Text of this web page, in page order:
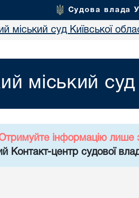
Судова влада
міський суд Київської
міський
інформацію лише
Контакт-центр судової